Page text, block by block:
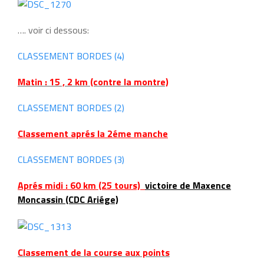
…. voir ci dessous:
CLASSEMENT BORDES (4)
Matin : 15 , 2 km (contre la montre)
CLASSEMENT BORDES (2)
Classement aprés la 2éme manche
CLASSEMENT BORDES (3)
Aprés midi : 60 km (25 tours) victoire de Maxence
Moncassin (CDC Ariége)
Classement de la course aux points